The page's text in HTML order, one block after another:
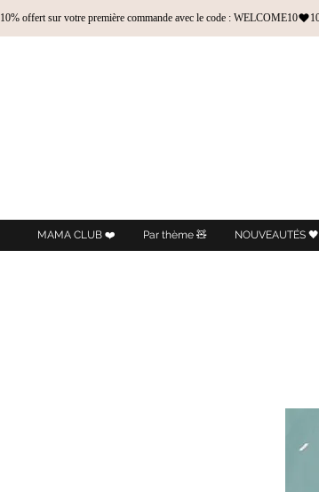
10% offert sur votre première commande avec le code : WELCOME10
MAMA CLUB ❤️ Par thème 🧸 NOUVEAUTÉS 🖤